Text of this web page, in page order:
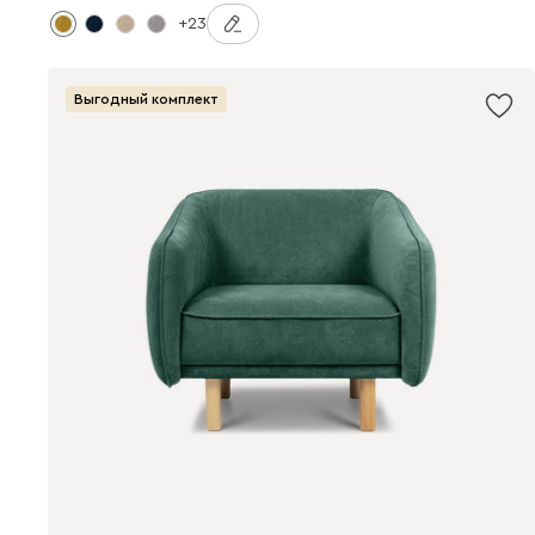
+23
Выгодный комплект